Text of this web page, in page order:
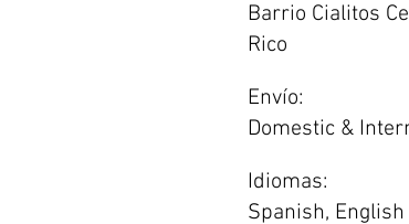
Barrio Cialitos
Rico
Envío:
Domestic &
Idiomas:
Spanish, English